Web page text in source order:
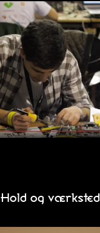
Hold og